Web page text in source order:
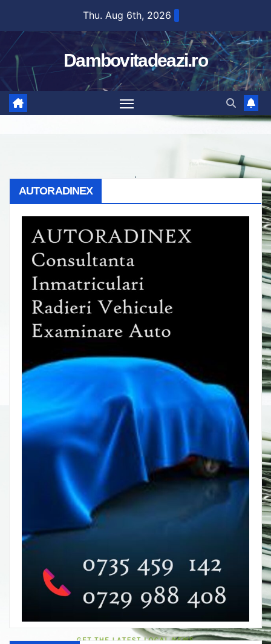
content
Thu. Aug 6th, 2026
Dambovitadeazi.ro
AUTORADINEX